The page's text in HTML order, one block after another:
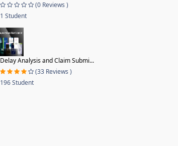
(0 Reviews )
1 Student
Delay Analysis and Claim Submi...
(33 Reviews )
196 Student